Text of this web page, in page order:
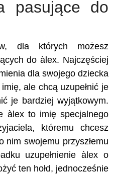
pasujące do
dla których możesz
do àlex. Najczęściej
dla swojego dziecka
ale chcą uzupełnić je
je bardziej wyjątkowym.
àlex to imię specjalnego
któremu chcesz
nim swojemu przyszłemu
uzupełnienie àlex o
ten hołd, jednocześnie